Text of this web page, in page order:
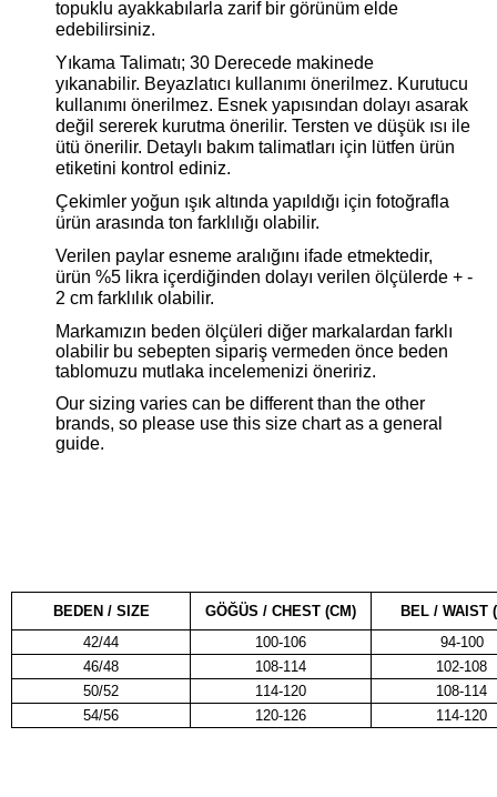
topuklu ayakkabılarla zarif bir görünüm elde
edebilirsiniz.
Yıkama Talimatı; 30 Derecede makinede
yıkanabilir. Beyazlatıcı kullanımı önerilmez. Kurutucu
kullanımı önerilmez. Esnek yapısından dolayı asarak
değil sererek kurutma önerilir. Tersten ve düşük ısı ile
ütü önerilir. Detaylı bakım talimatları için lütfen ürün
etiketini kontrol ediniz.
Çekimler yoğun ışık altında yapıldığı için fotoğrafla
ürün arasında ton farklılığı olabilir.
Verilen paylar esneme aralığını ifade etmektedir,
ürün %5 likra içerdiğinden dolayı verilen ölçülerde + -
2 cm farklılık olabilir.
Markamızın beden ölçüleri diğer markalardan farklı
olabilir bu sebepten sipariş vermeden önce beden
tablomuzu mutlaka incelemenizi öneririz.
Our sizing varies can be different than the other
brands, so please use this size chart as a general
guide.
BEDEN / SIZE GÖĞÜS / CHEST (CM)
BEL / WAIST
42/44
100-106
94-100
46/48
108-114
102-108
50/52
114-120
108-114
54/56
120-126 114-120